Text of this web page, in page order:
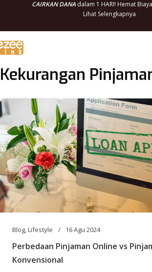
CAIRKAN DANAdalam 1 HARI! Hemat
Lihat Selengkapnya
Kekurangan
Blog,Lifestyle 16 Agu 2024
Perbedaan Pinjaman Online vs
Konvensional